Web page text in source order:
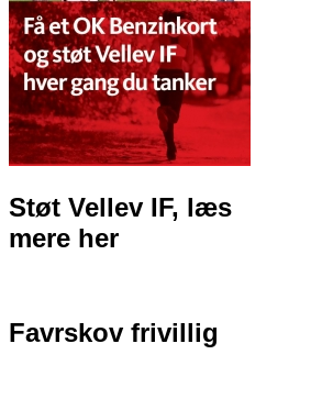
Støt Vellev IF, læs
mere her
Favrskov frivillig